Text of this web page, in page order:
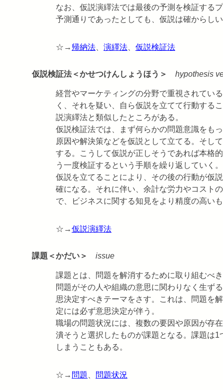
なお、仮説演繹法では最後の予測を検証する
予測通りであったとしても、仮説は確からし
☆→ 帰納法 演繹法 仮説検証法
仮説検証法＜かせつけんしょうほう＞ hypothesis
経営やマーケティングの分野で重視されてい
く、それを疑い、自ら仮説を立てて行動する
説演繹法と類似したところがある。
仮説検証法では、まず何らかの問題意識をも
原因や解決策などを仮説として立てる。そし
する。こうして仮説が正しそうであれば本格
う一度検証するという手順を繰り返していく。
仮説を立てることにより、その後の行動が仮
確になる。それに伴い、余計な労力やコスト
で、ビジネスに関する知見をより精度の高い
☆→仮説演繹法
課題＜かだい＞ issue
課題とは、問題を解消するために取り組むべ
問題がその人や組織の意思に関わりなく生ず
思決定すべきテーマをさす。これは、問題を
定には必ず意思決定が伴う。
職場の問題状況には、複数の要因や原因が存
潰そうと選択したものが課題となる。課題は
しまうこともある。
☆→ 問題 問題状況